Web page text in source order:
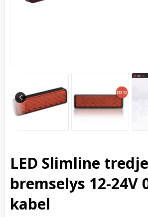
LED Slimline tredje
bremselys 12-24V
kabel